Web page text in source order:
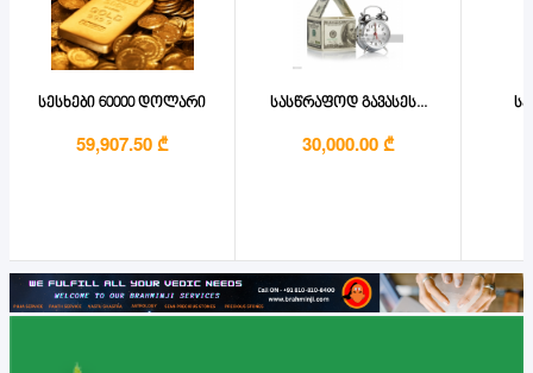
სესხები 60000 დოლარი
59,907.50 ₾
სასწრაფოდ გავასეს...
30,000.00 ₾